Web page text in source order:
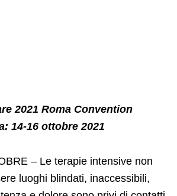
2021 Roma Convention
14-16 ottobre 2021
– Le terapie intensive non
luoghi blindati, inaccessibili,